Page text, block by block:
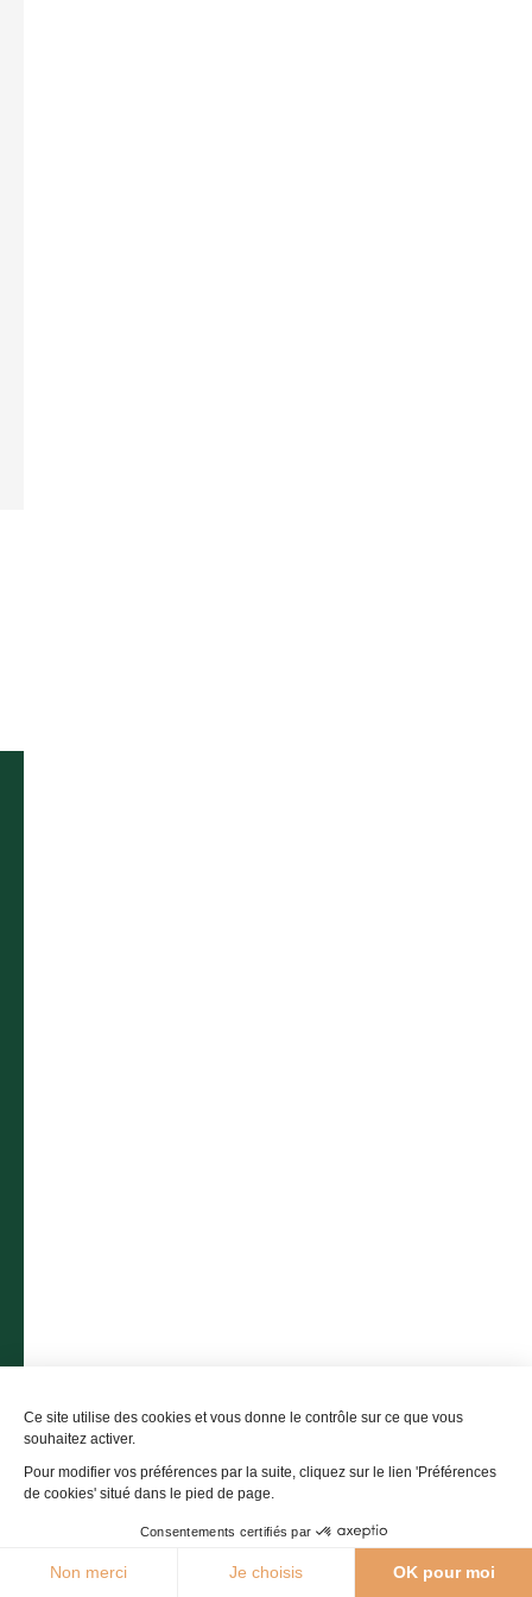
27°C Agenda Webcams Brochures
Ce site utilise des cookies et vous donne le contrôle sur ce que vous
souhaitez activer.
Pour modifier vos préférences par la suite, cliquez sur le lien 'Préférences
de cookies' situé dans le pied de page.
Consentements certifiés par
Non merci Je choisis OK pour moi